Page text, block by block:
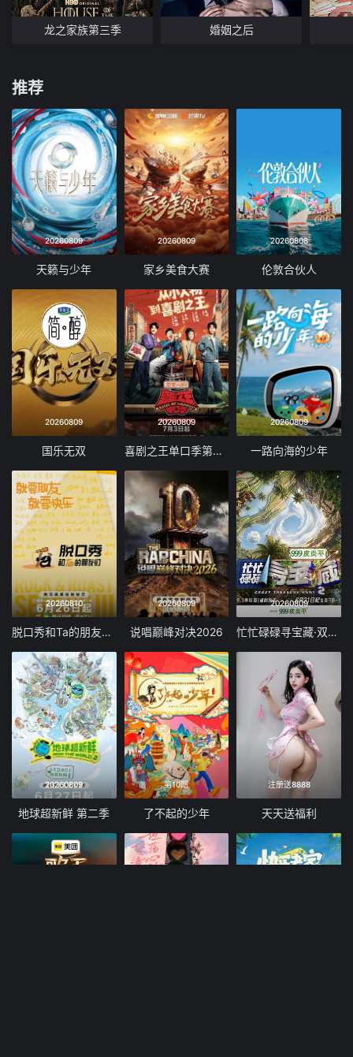
龙之家族第三季 婚姻之后
推荐
20260809
天籁与少年
20260809
家乡美食大赛
20260808
伦敦合伙人
20260809
国乐无双
20260809
喜剧之王单口季第三季
20260809
一路向海的少年
20260810
脱口秀和Ta的朋友们 第三季
20260809
说唱巅峰对决2026
20260809
忙忙碌碌寻宝藏·双人成行季
20260809
地球超新鲜 第二季
第10期
了不起的少年
注册送8888
天天送福利